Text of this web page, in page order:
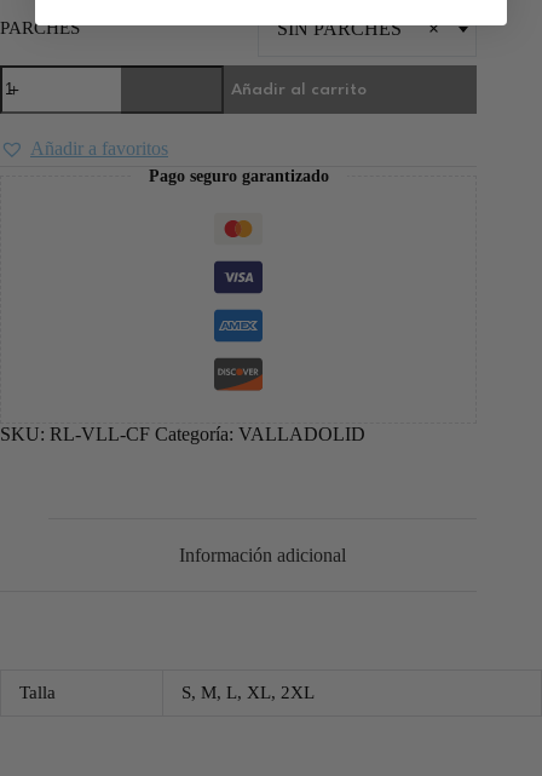
PARCHES ×
SIN PARCHES
Añadir al carrito
Añadir a favoritos
Pago seguro garantizado
SKU: RL-VLL-CF Categoría: VALLADOLID
Información adicional
Talla S, M, L, XL, 2XL